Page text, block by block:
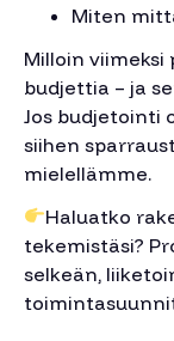
Miten
Milloin viimeksi
budjettia – ja
Jos budjetointi
siihen
mielellämme.
Haluatko
tekemistäsi?
selkeän,